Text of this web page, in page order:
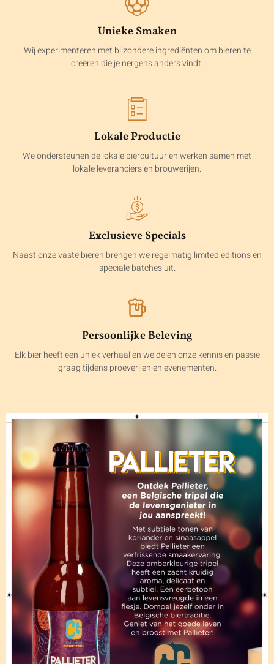
Unieke Smaken
Wij experimenteren met bijzondere ingrediënten om bieren te
creëren die je nergens anders vindt.
Lokale Productie
We ondersteunen de lokale biercultuur en werken samen met
lokale leveranciers en brouwerijen.
Exclusieve Specials
Naast onze vaste bieren brengen we regelmatig limited editions en
speciale batches uit.
Persoonlijke Beleving
Elk bier heeft een uniek verhaal en we delen onze kennis en passie
graag tijdens proeverijen en evenementen.